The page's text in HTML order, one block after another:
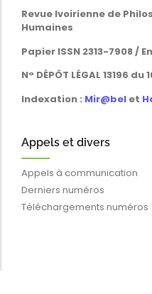
Revue Ivoirienne de
Humaines
Papier ISSN 2313-7908 /
N° DÉPÔT LÉGAL 13196
Indexation : Mir@bel et
Appels et divers
Appels à communication
Derniers numéros
Téléchargements numéros